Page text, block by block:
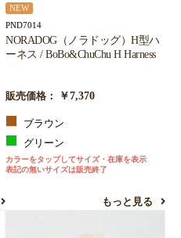
NEW
PND7014
NORADOG（ノラドッグ）H型ハ
ーネス / BoBo&ChuChu H Harness
販売価格： ￥7,370
ブラウン
グリーン
カラーをタップしてサイズ・在庫を表示
表記の無いサイズは販売終了
もっと見る